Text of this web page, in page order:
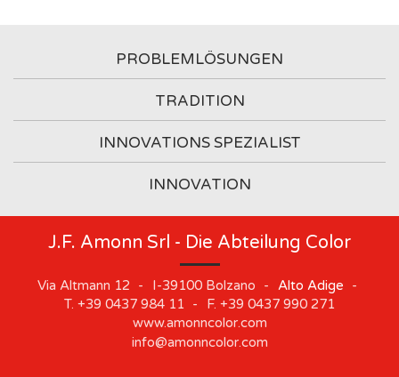
PROBLEMLÖSUNGEN
TRADITION
INNOVATIONS SPEZIALIST
INNOVATION
J.F. Amonn Srl - Die Abteilung Color
Via Altmann 12 - I-39100 Bolzano - Alto Adige
-
T. +39 0437 984 11 - F. +39 0437 990 271
www.amonncolor.com
info@amonncolor.com